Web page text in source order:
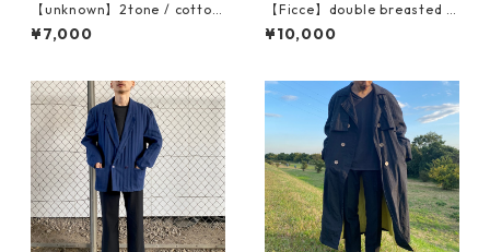
【unknown】2tone / cotton
JKT
¥7,000
【Ficce】double breasted /
tailored jacket
¥10,000